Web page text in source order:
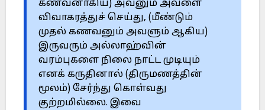
கணவனாகிய) அவனும் அவளை
விவாகரத்துச் செய்து, (மீண்டும்
முதல் கணவனும் அவளும் ஆகிய)
இருவரும் அல்லாஹ்வின்
வரம்புகளை நிலை நாட்ட முடியும்
எனக் கருதினால் (திருமணத்தின்
மூலம்) சேர்ந்து கொள்வது
குற்றமில்லை. இவை